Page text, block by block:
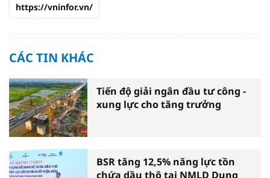
https://vninfor.vn/
CÁC TIN KHÁC
Tiến độ giải ngân đầu tư công -
xung lực cho tăng trưởng
BSR tăng 12,5% năng lực tồn
chứa dầu thô tại NMLD Dung